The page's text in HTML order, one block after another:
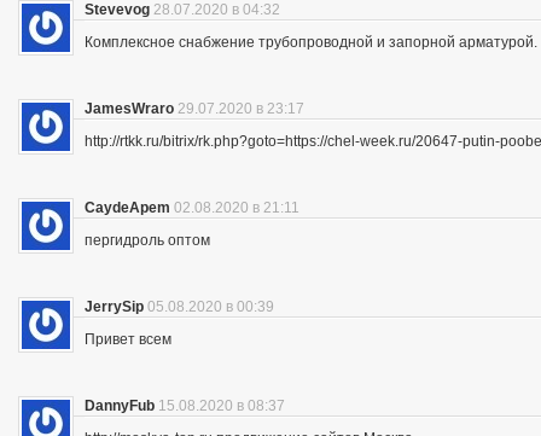
Stevevog 28.07.2020 в 04:32
Комплексное снабжение трубопроводной и запорной арматурой.
JamesWraro 29.07.2020 в 23:17
http://rtkk.ru/bitrix/rk.php?goto=https://chel-week.ru/20647-putin-
CaydeApem 02.08.2020 в 21:11
пергидроль оптом
JerrySip 05.08.2020 в 00:39
Привет всем
DannyFub 15.08.2020 в 08:37